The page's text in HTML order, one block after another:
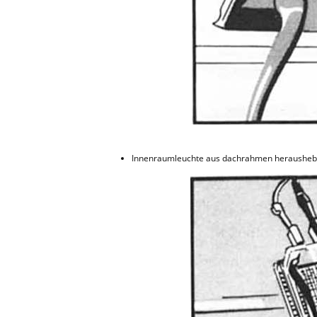
Innenraumleuchte aus dachrahmen